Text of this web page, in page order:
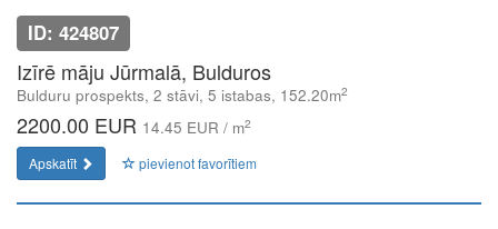
ID: 424807
Izīrē māju Jūrmalā, Bulduros
Bulduru prospekts, 2 stāvi, 5 istabas, 152.20m2
2200.00 EUR 14.45 EUR / m2
Apskatīt pievienot favorītiem